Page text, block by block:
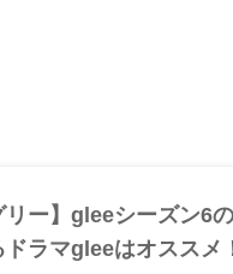
リー】gleeシーズン6
ドラマgleeはオススメ